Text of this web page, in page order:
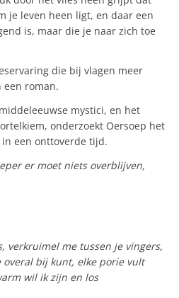
je leven heen ligt, en daar een
is, maar die je naar zich toe
die bij vlagen meer
een roman.
mystici, en het
onderzoekt Oersoep het
een onttoverde tijd.
er moet niets overblijven,
verkruimel me tussen je vingers,
overal bij kunt, elke porie vult
wil ik zijn en los